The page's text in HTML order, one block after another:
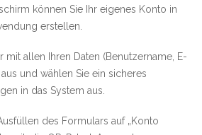
können Sie Ihr eigenes Konto in
erstellen.
mit allen Ihren Daten (Benutzername, E-
und wählen Sie ein sicheres
in das System aus.
des Formulars auf „Konto